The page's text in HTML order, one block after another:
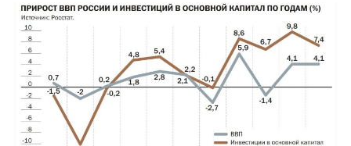
Обучение
Нормативные документы
Диссертационный совет
О совете